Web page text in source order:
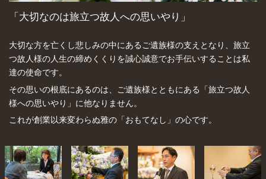
「大切なのは旅立つ故人への思いやり」
大切な方を亡くし悲しみの中にあるご遺族様の支えとなり、旅立
つ故人様の人生の締めくくりを誠心誠意でお手伝いすることは私
達の使命です。
その思いの根底にあるのは、ご遺族様とともにある「旅立つ故人
様への思いやり」に他なりません。
これが創業以来変わらぬ雅の「おもてなし」の心です。